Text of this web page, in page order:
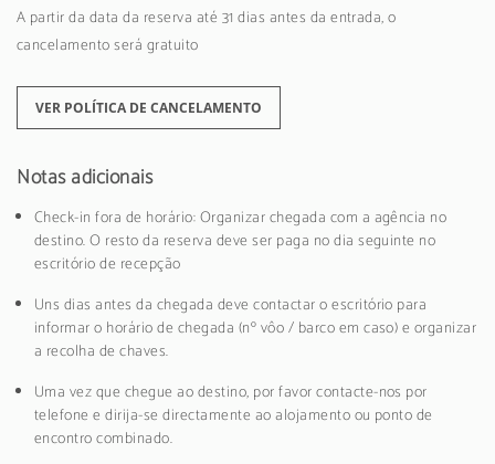
A partir da data da reserva até 31 dias antes da entrada, o
cancelamento será gratuito
VER POLÍTICA DE CANCELAMENTO
Notas adicionais
Check-in fora de horário: Organizar chegada com a agência no
destino. O resto da reserva deve ser paga no dia seguinte no
escritório de recepção
Uns dias antes da chegada deve contactar o escritório para
informar o horário de chegada (nº vôo / barco em caso) e organizar
a recolha de chaves.
Uma vez que chegue ao destino, por favor contacte-nos por
telefone e dirija-se directamente ao alojamento ou ponto de
encontro combinado.